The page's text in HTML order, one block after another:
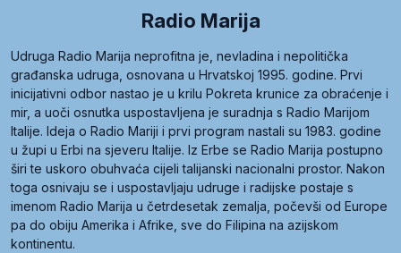
Radio Marija
Udruga Radio Marija neprofitna je, nevladina i nepolitička
građanska udruga, osnovana u Hrvatskoj 1995. godine. Prvi
inicijativni odbor nastao je u krilu Pokreta krunice za obraćenje i
mir, a uoči osnutka uspostavljena je suradnja s Radio Marijom
Italije. Ideja o Radio Mariji i prvi program nastali su 1983. godine
u župi u Erbi na sjeveru Italije. Iz Erbe se Radio Marija postupno
širi te uskoro obuhvaća cijeli talijanski nacionalni prostor. Nakon
toga osnivaju se i uspostavljaju udruge i radijske postaje s
imenom Radio Marija u četrdesetak zemalja, počevši od Europe
pa do obiju Amerika i Afrike, sve do Filipina na azijskom
kontinentu.